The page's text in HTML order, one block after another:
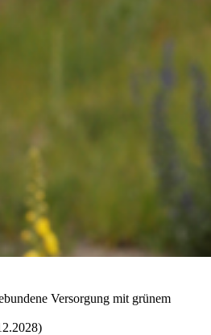
Versorgung mit grünem